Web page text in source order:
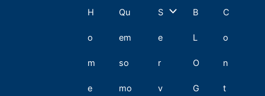
H
o
m
e
Qu
em
so
mo
S
e
r
v
Alternar
menu
B
L
O
G
C
o
n
t